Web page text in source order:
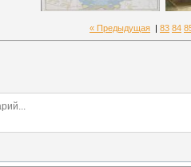
« Предыдущая 83 84